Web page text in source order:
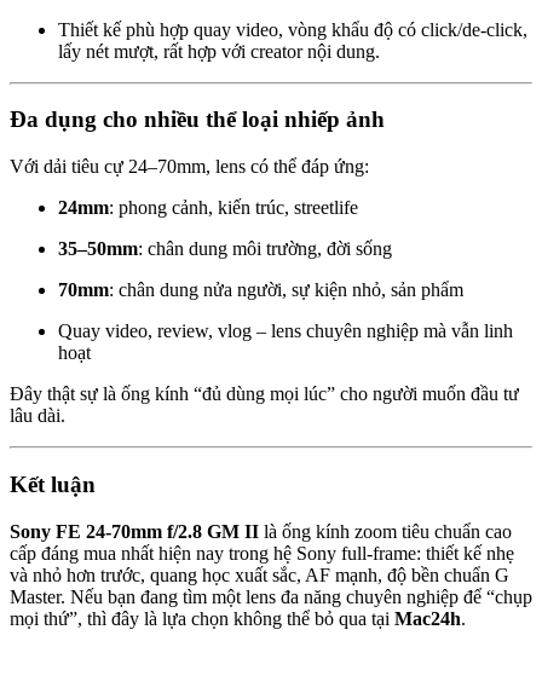
Thiết kế phù hợp quay video, vòng khẩu độ có click/de-click,
lấy nét mượt, rất hợp với creator nội dung.
Đa dụng cho nhiều thể loại nhiếp ảnh
Với dải tiêu cự 24–70mm, lens có thể đáp ứng:
24mm: phong cảnh, kiến trúc, streetlife
35–50mm: chân dung môi trường, đời sống
70mm: chân dung nửa người, sự kiện nhỏ, sản phẩm
Quay video, review, vlog – lens chuyên nghiệp mà vẫn linh
hoạt
Đây thật sự là ống kính “đủ dùng mọi lúc” cho người muốn đầu tư
lâu dài.
Kết luận
Sony FE 24-70mm f/2.8 GM II là ống kính zoom tiêu chuẩn cao
cấp đáng mua nhất hiện nay trong hệ Sony full-frame: thiết kế nhẹ
và nhỏ hơn trước, quang học xuất sắc, AF mạnh, độ bền chuẩn G
Master. Nếu bạn đang tìm một lens đa năng chuyên nghiệp để “chụp
mọi thứ”, thì đây là lựa chọn không thể bỏ qua tại Mac24h.